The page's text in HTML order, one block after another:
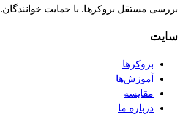
بررسی مستقل بروکرها. با حمایت خوانندگان.
سایت
بروکرها
آموزش‌ها
مقایسه
درباره ما